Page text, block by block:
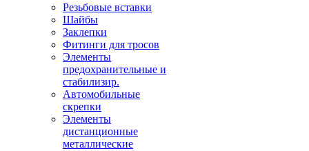
Резьбовые вставки
Шайбы
Заклепки
Фитинги для тросов
Элементы
предохранительные и
стабилизир.
Автомобильные
скрепки
Элементы
дистанционные
металлические